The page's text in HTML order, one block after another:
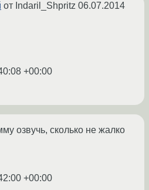
от Indaril_Shpritz 06.07.2014
+00:00
озвучь, сколько не жалко
+00:00